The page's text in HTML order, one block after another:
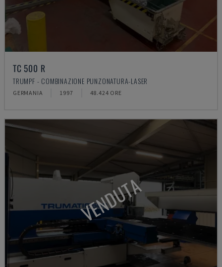
TC 500 R
TRUMPF - COMBINAZIONE PUNZONATURA-LASER
GERMANIA 1997 48.424 ORE
VENDUTA